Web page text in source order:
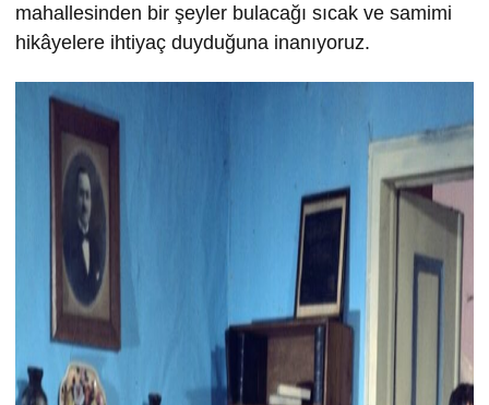
mahallesinden bir şeyler bulacağı sıcak ve samimi
hikâyelere ihtiyaç duyduğuna inanıyoruz.